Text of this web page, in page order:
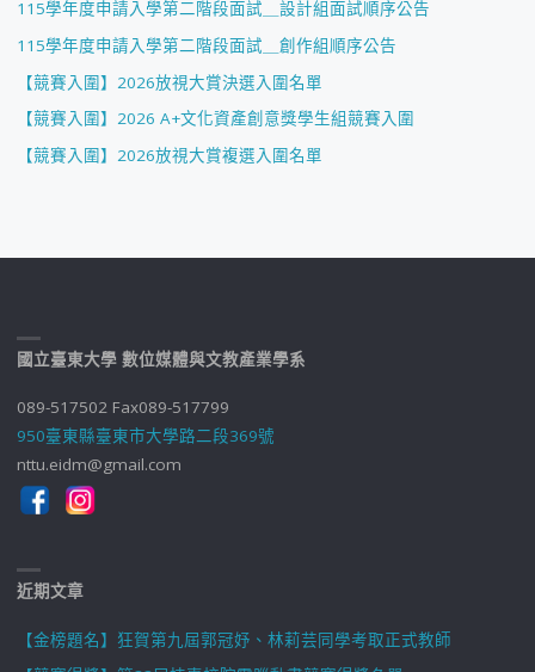
115學年度申請入學第二階段面試＿設計組面試順序公告
115學年度申請入學第二階段面試＿創作組順序公告
【競賽入圍】2026放視大賞決選入圍名單
【競賽入圍】2026 A+文化資產創意獎學生組競賽入圍
【競賽入圍】2026放視大賞複選入圍名單
國立臺東大學 數位媒體與文教產業學系
089-517502 Fax089-517799
950臺東縣臺東市大學路二段369號
nttu.eidm@gmail.com
近期文章
【金榜題名】狂賀第九屆郭冠妤、林莉芸同學考取正式教師